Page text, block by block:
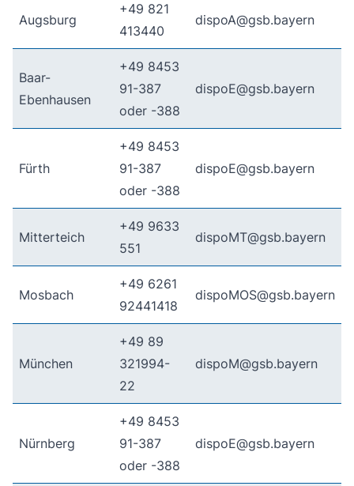
Augsburg
+49 821
413440
dispoA@gsb.bayern
Baar-
Ebenhausen
+49 8453
91-387
oder -388
dispoE@gsb.bayern
Fürth
+49 8453
91-387
oder -388
dispoE@gsb.bayern
Mitterteich
+49 9633
551
dispoMT@gsb.bayern
Mosbach
+49 6261
92441418
dispoMOS@gsb.bayern
München
+49 89
321994-
22
dispoM@gsb.bayern
Nürnberg
+49 8453
91-387
oder -388
dispoE@gsb.bayern